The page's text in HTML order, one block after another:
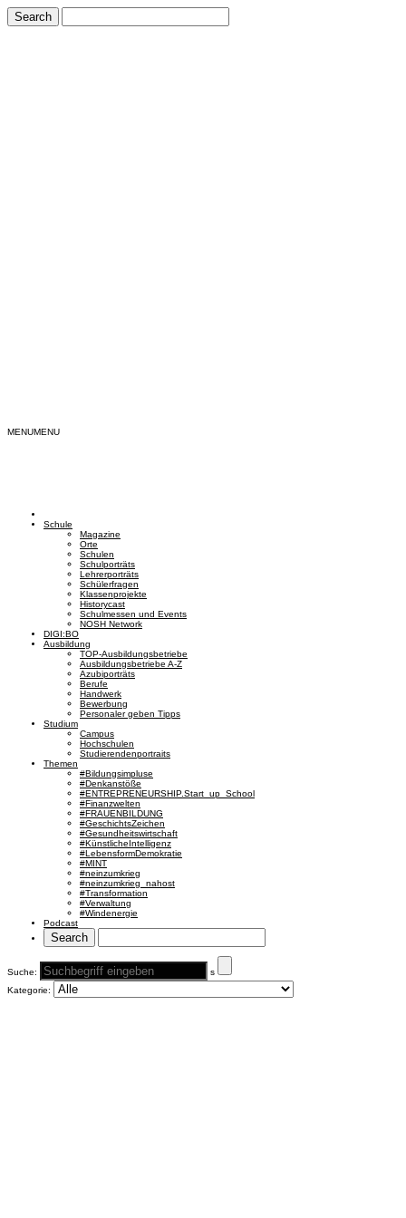
MENUMENU
Schule
Magazine
Orte
Schulen
Schulporträts
Lehrerporträts
Schülerfragen
Klassenprojekte
Historycast
Schulmessen und Events
NOSH Network
DIGI:BO
Ausbildung
TOP-Ausbildungsbetriebe
Ausbildungsbetriebe A-Z
Azubiporträts
Berufe
Handwerk
Bewerbung
Personaler geben Tipps
Studium
Campus
Hochschulen
Studierendenportraits
Themen
#Bildungsimpluse
#Denkanstöße
#ENTREPRENEURSHIP.Start_up_School
#Finanzwelten
#FRAUENBILDUNG
#GeschichtsZeichen
#Gesundheitswirtschaft
#KünstlicheIntelligenz
#LebensformDemokratie
#MINT
#neinzumkrieg
#neinzumkrieg_nahost
#Transformation
#Verwaltung
#Windenergie
Podcast
Suche:
s
Kategorie: